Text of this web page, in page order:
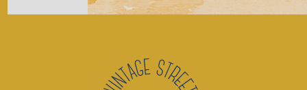
DUDA LO TIENEN SU MOTOR DE TIBURÓN Y SU
ONDULADO CHASIS A PRUEBA DE SARAOS.